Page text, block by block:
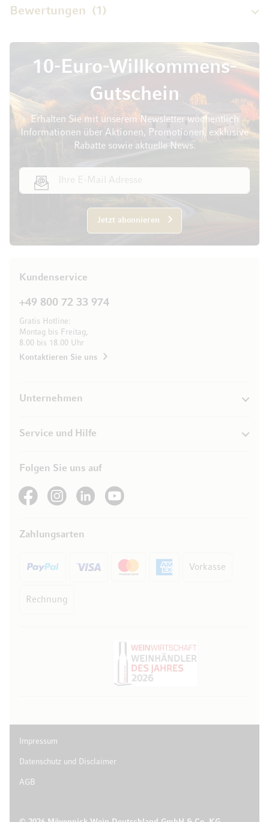
Bewertungen 1
10-Euro-Willkommens-
Gutschein
Erhalten Sie mit unserem Newsletter wöchentlich
Informationen über Aktionen, Promotionen, exklusive
Rabatte sowie aktuelle News.
Jetzt abonnieren
Kundenservice
+49 800 72 33 974
Gratis Hotline:
Montag bis Freitag,
8.00 bis 18.00 Uhr
Kontaktieren Sie uns
Unternehmen
Service und Hilfe
Folgen Sie uns auf
See our FacebookSee our Instagram account
See our LinkedInSee our YouTube channel
Zahlungsarten
Vorkasse
Rechnung
Impressum
Datenschutz und Disclaimer
AGB